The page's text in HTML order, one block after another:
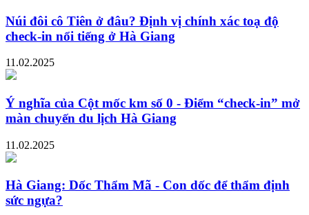
Núi đôi cô Tiên ở đâu? Định vị chính xác toạ độ
check-in nổi tiếng ở Hà Giang
11.02.2025
Ý nghĩa của Cột mốc km số 0 - Điểm “check-in” mở
màn chuyến du lịch Hà Giang
11.02.2025
Hà Giang: Dốc Thẩm Mã - Con dốc để thẩm định
sức ngựa?